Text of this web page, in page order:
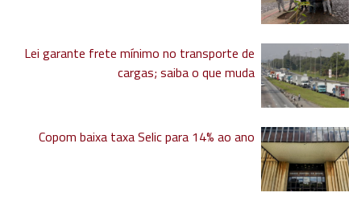
Lei garante frete mínimo no transporte de
cargas; saiba o que muda
Copom baixa taxa Selic para 14% ao ano